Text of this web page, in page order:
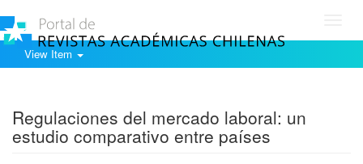
View Item
Regulaciones del mercado laboral: un
estudio comparativo entre países